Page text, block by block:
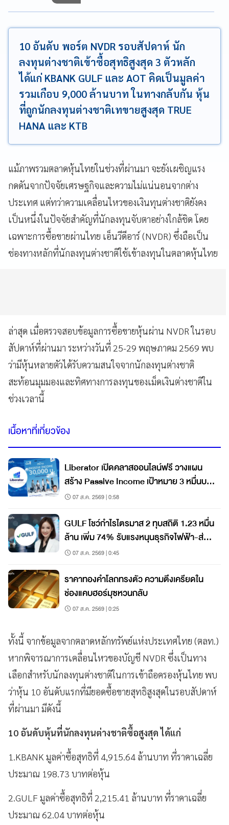
10 อันดับ พอร์ต NVDR รอบสัปดาห์ นัก
ลงทุนต่างชาติเข้าซื้อสุทธิสูงสุด 3 ตัวหลัก
ได้แก่ KBANK GULF และ AOT คิดเป็นมูลค่า
รวมเกือบ 9,000 ล้านบาท ในทางกลับกัน หุ้น
ที่ถูกนักลงทุนต่างชาติเทขายสูงสุด TRUE
HANA และ KTB
แม้ภาพรวมตลาดหุ้นไทยในช่วงที่ผ่านมา จะยังเผชิญแรง
กดดันจากปัจจัยเศรษฐกิจและความไม่แน่นอนจากต่าง
ประเทศ แต่ทว่าความเคลื่อนไหวของเงินทุนต่างชาติยังคง
เป็นหนึ่งในปัจจัยสำคัญที่นักลงทุนจับตาอย่างใกล้ชิด โดย
เฉพาะการซื้อขายผ่านไทย เอ็นวีดีอาร์ (NVDR) ซึ่งถือเป็น
ช่องทางหลักที่นักลงทุนต่างชาติใช้เข้าลงทุนในตลาดหุ้นไทย
ล่าสุด เมื่อตรวจสอบข้อมูลการซื้อขายหุ้นผ่าน NVDR ในรอบ
สัปดาห์ที่ผ่านมา ระหว่างวันที่ 25-29 พฤษภาคม 2569 พบ
ว่ามีหุ้นหลายตัวได้รับความสนใจจากนักลงทุนต่างชาติ
สะท้อนมุมมองและทิศทางการลงทุนของเม็ดเงินต่างชาติใน
ช่วงเวลานี้
เนื้อหาที่เกี่ยวข้อง
Liberator เปิดคลาสออนไลน์ฟรี วางแผน
สร้าง Passive Income เป้าหมาย 3 หมื่นบาท
ต่อเดือน
07 ส.ค. 2569 | 0:58
GULF โชว์กำไรไตรมาส 2 ทุบสถิติ 1.23 หมื่น
ล้าน เพิ่ม 74% รับแรงหนุนธุรกิจไฟฟ้า-ส่วน
แบ่งกำไร AIS
07 ส.ค. 2569 | 0:45
ราคาทองคำโลกทรงตัว ความตึงเครียดใน
ช่องแคบฮอร์มุซหวนกลับ
07 ส.ค. 2569 | 0:25
ทั้งนี้ จากข้อมูลจากตลาดหลักทรัพย์แห่งประเทศไทย (ตลท.)
หากพิจารณาการเคลื่อนไหวของบัญชี NVDR ซึ่งเป็นทาง
เลือกสำหรับนักลงทุนต่างชาติในการเข้าถือครองหุ้นไทย พบ
ว่าหุ้น 10 อันดับแรกที่มียอดซื้อขายสุทธิสูงสุดในรอบสัปดาห์
ที่ผ่านมา มีดังนี้
10 อันดับหุ้นที่นักลงทุนต่างชาติซื้อสูงสุด ได้แก่
1.KBANK มูลค่าซื้อสุทธิที่ 4,915.64 ล้านบาท ที่ราคาเฉลี่ย
ประมาณ 198.73 บาทต่อหุ้น
2.GULF มูลค่าซื้อสุทธิที่ 2,215.41 ล้านบาท ที่ราคาเฉลี่ย
ประมาณ 62.04 บาทต่อหุ้น